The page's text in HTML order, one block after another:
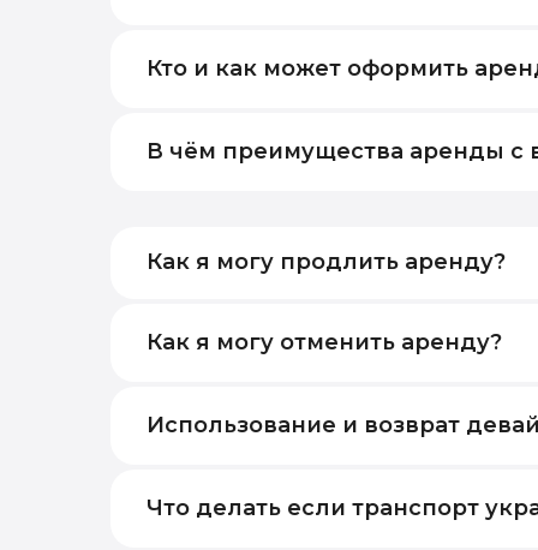
Кто и как может оформить
В чём преимущества аренды с
Как я могу продлить аренду?
Как я могу отменить аренду?
Использование и возврат
Что делать если транспорт